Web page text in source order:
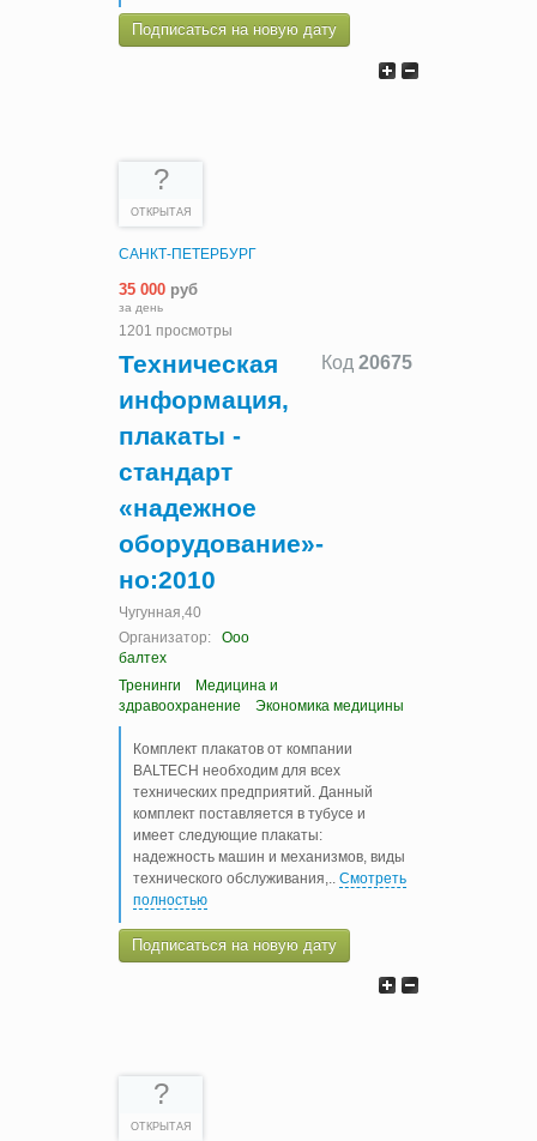
Подписаться на новую дату
?
ОТКРЫТАЯ
САНКТ-ПЕТЕРБУРГ
35 000 руб
за день
1201 просмотры
Код 20675
Техническая
информация,
плакаты -
стандарт
«надежное
оборудование»-
но:2010
Чугунная,40
Организатор:
Ооо
балтех
Тренинги
Медицина и
здравоохранение
Экономика медицины
Комплект плакатов от компании
BALTECH необходим для всех
технических предприятий. Данный
комплект поставляется в тубусе и
имеет следующие плакаты:
надежность машин и механизмов, виды
технического обслуживания,
Смотреть
полностью
Подписаться на новую дату
?
ОТКРЫТАЯ